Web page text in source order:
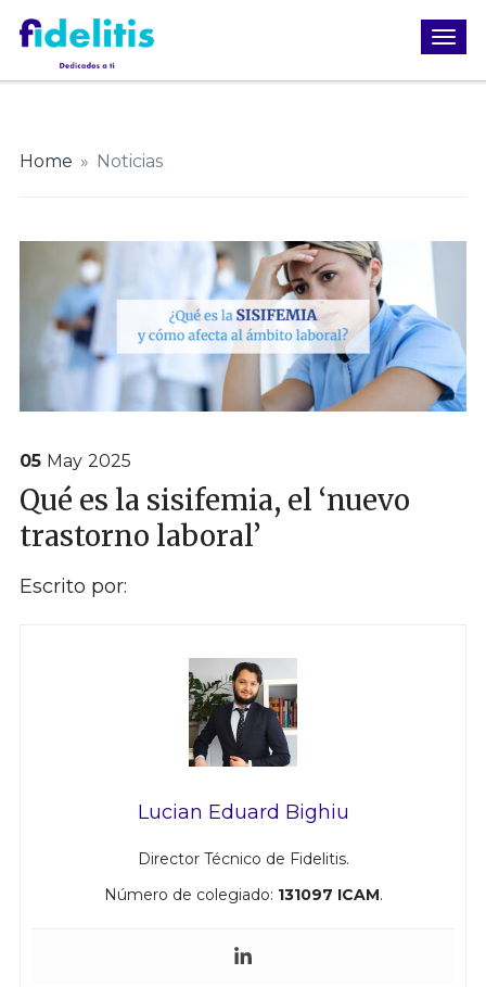
Home » Noticias
05 May 2025
Qué es la sisifemia, el ‘nuevo
trastorno laboral’
Escrito por:
Lucian Eduard Bighiu
Director Técnico de Fidelitis.
Número de colegiado: 131097 ICAM.